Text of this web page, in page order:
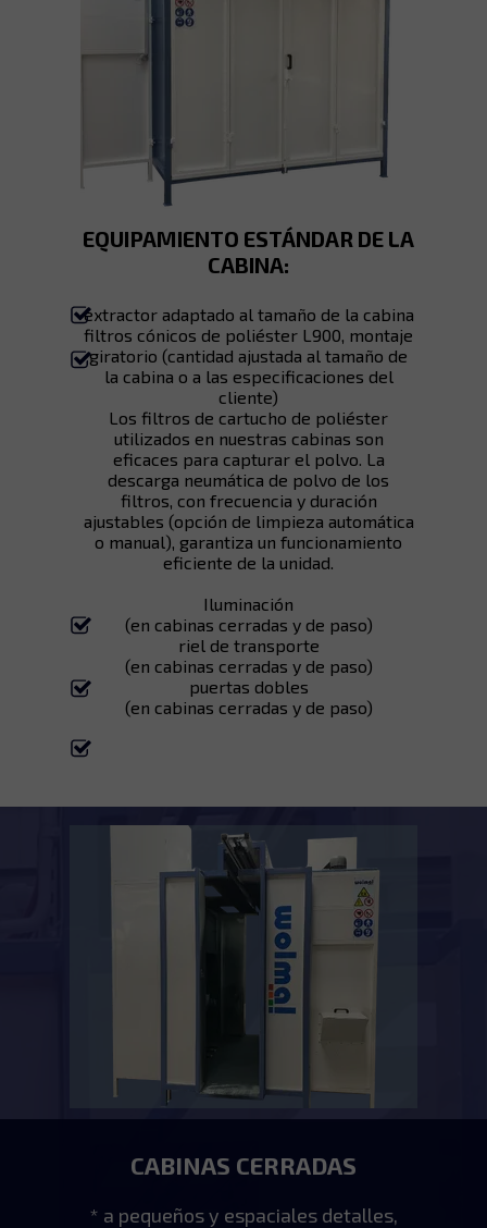
CABINAS CERRADAS
* a pequeños y espaciales detalles,
EQUIPAMIENTO ESTÁNDAR DE LA
CABINA:
extractor adaptado al tamaño de la cabina
filtros cónicos de poliéster L900, montaje
giratorio (cantidad ajustada al tamaño de
la cabina o a las especificaciones del
cliente)
Los filtros de cartucho de poliéster
utilizados en nuestras cabinas son
eficaces para capturar el polvo. La
descarga neumática de polvo de los
filtros, con frecuencia y duración
ajustables (opción de limpieza automática
o manual), garantiza un funcionamiento
eficiente de la unidad.
Iluminación
(en cabinas cerradas y de paso)
riel de transporte
(en cabinas cerradas y de paso)
puertas dobles
(en cabinas cerradas y de paso)